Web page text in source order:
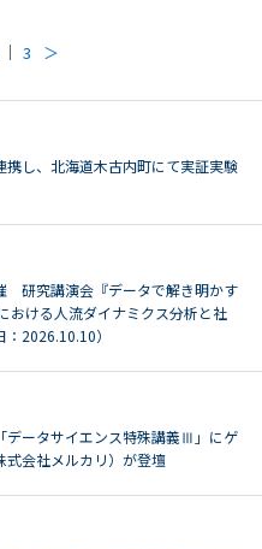
3 ＞
携し、北海道木古内町にて実証実験
研究講演会『データで解き明かす
おける人流ダイナミクス分析と社
2026.10.10）
データサイエンス特殊講義Ⅲ」にゲ
式会社メルカリ）が登壇